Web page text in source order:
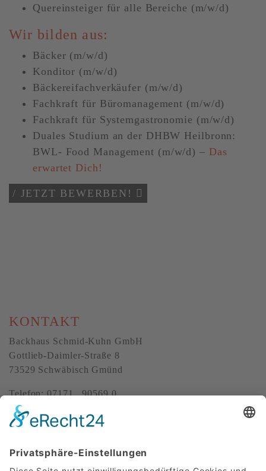
Quereinsteiger für alle Bereiche (m/w/d)
Wir bilden aus:
Bäcker (m/w/d)
Konditor (m/w/d)
Bäckereifachverkäufer (m/w/d)
Fachkraft für Büromanagement (m/w/d)
Fachkraft für Systemgastronomie (m/w/d)
Duales Studium an der DHBW Heilbronn:
BWL- Food Management (m/w/d) – Das
erwartet Dich!
/ JETZT BEWERBEN!
KONTAKT
Backhaus Schmid-Kuhn GmbH
Gottlieb-Daimler-Straße 8
73529 Schwäbisch Gmünd
Telefon: 07171 . 90569 0
E-Mail:
ÜBER UNS
Backhaus